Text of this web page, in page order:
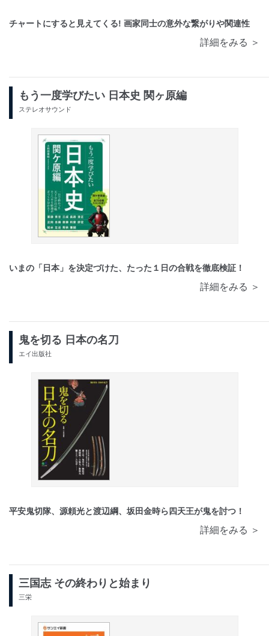
チャートにすると見えてくる! 画家同士の意外な繋がりや関連性
詳細をみる ＞
もう一度学びたい 日本史 関ヶ原編
ステレオサウンド
いまの「日本」を決定づけた、たった１日の合戦を徹底検証！
詳細をみる ＞
鬼を切る 日本の名刀
エイ出版社
平安鬼切隊、源頼光と渡辺綱、坂田金時ら四天王が鬼を討つ！
詳細をみる ＞
三国志 その終わりと始まり
三栄